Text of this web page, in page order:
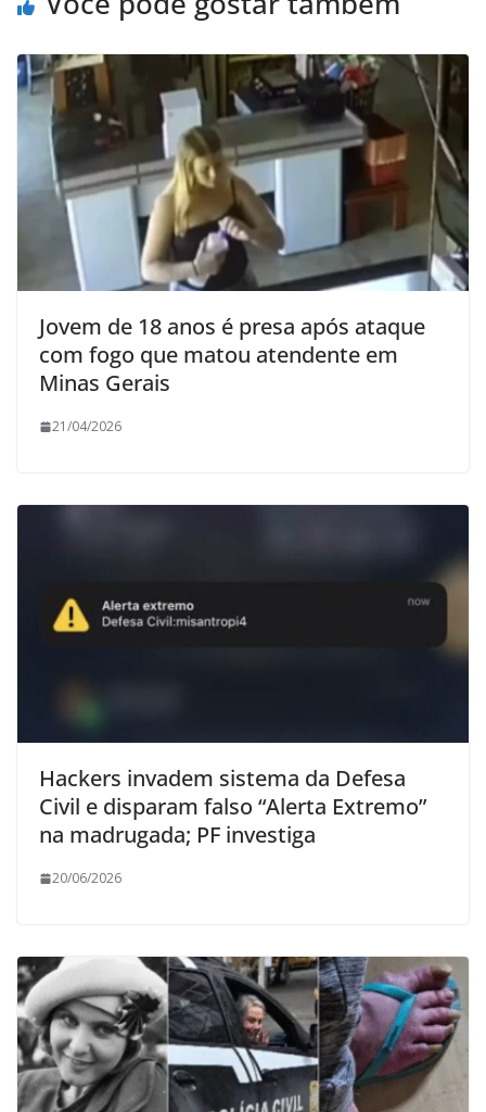
Jovem de 18 anos é presa após ataque
com fogo que matou atendente em
Minas Gerais
21/04/2026
Hackers invadem sistema da Defesa
Civil e disparam falso “Alerta Extremo”
na madrugada; PF investiga
20/06/2026